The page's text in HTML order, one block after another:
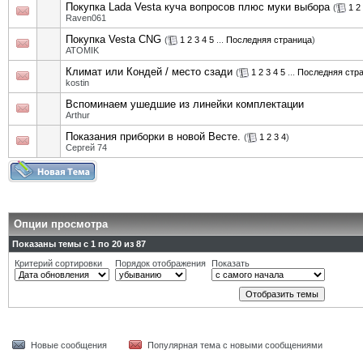
Покупка Lada Vesta куча вопросов плюс муки выбора ( 1 2
Raven061
Покупка Vesta CNG ( 1 2 3 4 5 Последняя страница)
ATOMIK
Климат или Кондей / место сзади ( 1 2 3 4 5
Последняя
kostin
Вспоминаем ушедшие из линейки комплектации
Arthur
Показания приборки в новой Весте. ( 1 2 3 4)
Сергей 74
Опции просмотра
Показаны темы с 1 по 20 из 87
Критерий сортировки
Порядок отображения Показать
Новые сообщения
Популярная тема с новыми сообщениями